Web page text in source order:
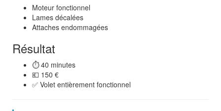
Moteur fonctionnel
Lames décalées
Attaches endommagées
Résultat
⏱️ 40 minutes
💶 150 €
✅ Volet entièrement fonctionnel